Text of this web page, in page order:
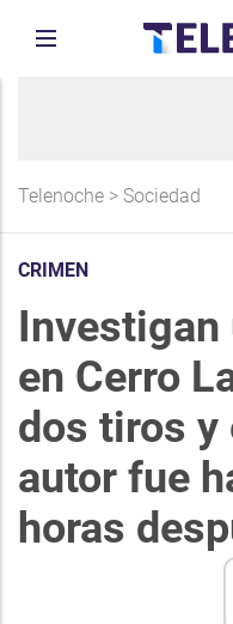
Telenoche > Sociedad
CRIMEN
en Cerro
dos tiros y
autor fue
horas